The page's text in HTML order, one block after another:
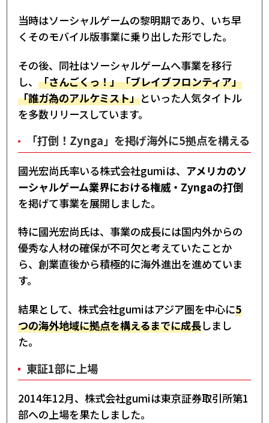
当時はソーシャルゲームの黎明期であり、いち早
くそのモバイル版事業に乗り出した形でした。
その後、同社はソーシャルゲームへ事業を移行
し、 「さんごくっ！」「ブレイブフロンティア」
「誰ガ為のアルケミスト」といった人気タイトル
を多数リリースしています。
「打倒！Zynga」を掲げ海外に5拠点を構える
國光宏尚氏率いる株式会社gumiは、 アメリカのソ
ーシャルゲーム業界における権威・Zyngaの打倒
を掲げて事業を展開しました。
特に國光宏尚氏は、事業の成長には国内外からの
優秀な人材の確保が不可欠と考えていたことか
ら、創業直後から積極的に海外進出を進めていま
す。
結果として、株式会社gumiはアジア圏を中心に5
つの海外地域に拠点を構えるまでに成長しまし
た。
東証1部に上場
2014年12月、株式会社gumiは東京証券取引所第1
部への上場を果たしました。